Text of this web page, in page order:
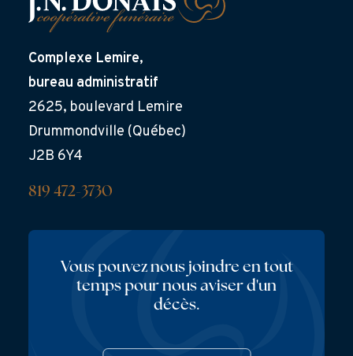
Complexe Lemire,
bureau administratif
2625, boulevard Lemire
Drummondville (Québec)
J2B 6Y4
819 472-3730
Vous pouvez nous joindre en tout
temps pour nous aviser d'un
décès.